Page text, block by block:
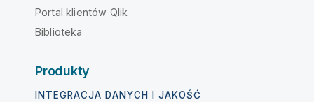
Portal klientów Qlik
Biblioteka
Produkty
INTEGRACJA DANYCH I JAKOŚĆ